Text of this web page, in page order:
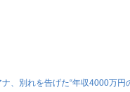
、別れを告げた“年収4000万円